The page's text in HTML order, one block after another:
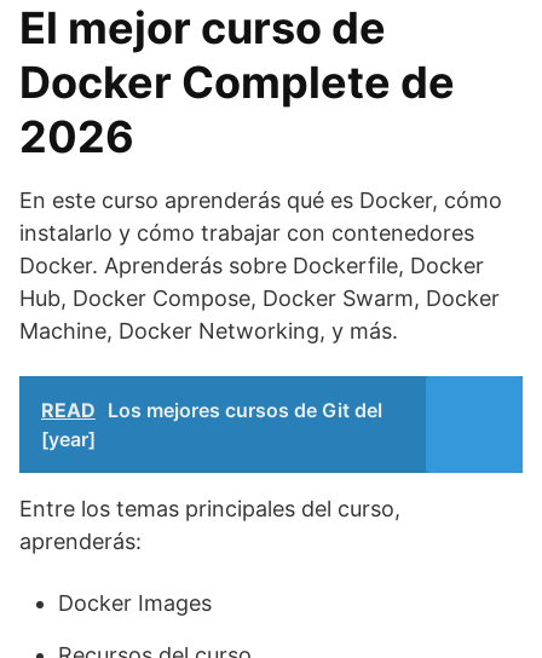
El mejor curso de
Docker Complete de
2026
En este curso aprenderás qué es Docker, cómo
instalarlo y cómo trabajar con contenedores
Docker. Aprenderás sobre Dockerfile, Docker
Hub, Docker Compose, Docker Swarm, Docker
Machine, Docker Networking, y más.
READ Los mejores cursos de Git del
[year]
Entre los temas principales del curso,
aprenderás:
Docker Images